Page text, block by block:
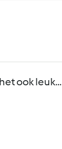
ook leuk...